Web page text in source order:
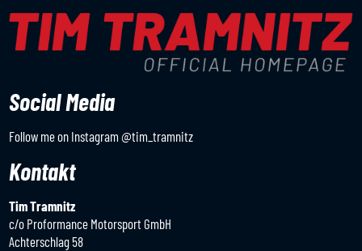
Social Media
Follow me on Instagram@tim_tramnitz
Kontakt
Tim Tramnitz
c/o Proformance Motorsport GmbH
Achterschlag 58